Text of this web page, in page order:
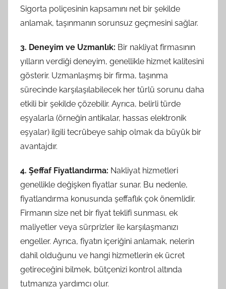
Sigorta poliçesinin kapsamını net bir şekilde
anlamak, taşınmanın sorunsuz geçmesini sağlar.
3. Deneyim ve Uzmanlık: Bir nakliyat firmasının
yılların verdiği deneyim, genellikle hizmet kalitesini
gösterir. Uzmanlaşmış bir firma, taşınma
sürecinde karşılaşılabilecek her türlü sorunu daha
etkili bir şekilde çözebilir. Ayrıca, belirli türde
eşyalarla (örneğin antikalar, hassas elektronik
eşyalar) ilgili tecrübeye sahip olmak da büyük bir
avantajdır.
4. Şeffaf Fiyatlandırma: Nakliyat hizmetleri
genellikle değişken fiyatlar sunar. Bu nedenle,
fiyatlandırma konusunda şeffaflık çok önemlidir.
Firmanın size net bir fiyat teklifi sunması, ek
maliyetler veya sürprizler ile karşılaşmanızı
engeller. Ayrıca, fiyatın içeriğini anlamak, nelerin
dahil olduğunu ve hangi hizmetlerin ek ücret
getireceğini bilmek, bütçenizi kontrol altında
tutmanıza yardımcı olur.